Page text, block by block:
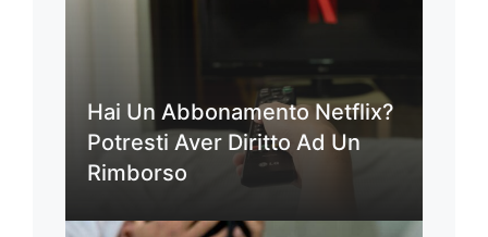
Hai Un Abbonamento Netflix?
Potresti Aver Diritto Ad Un
Rimborso